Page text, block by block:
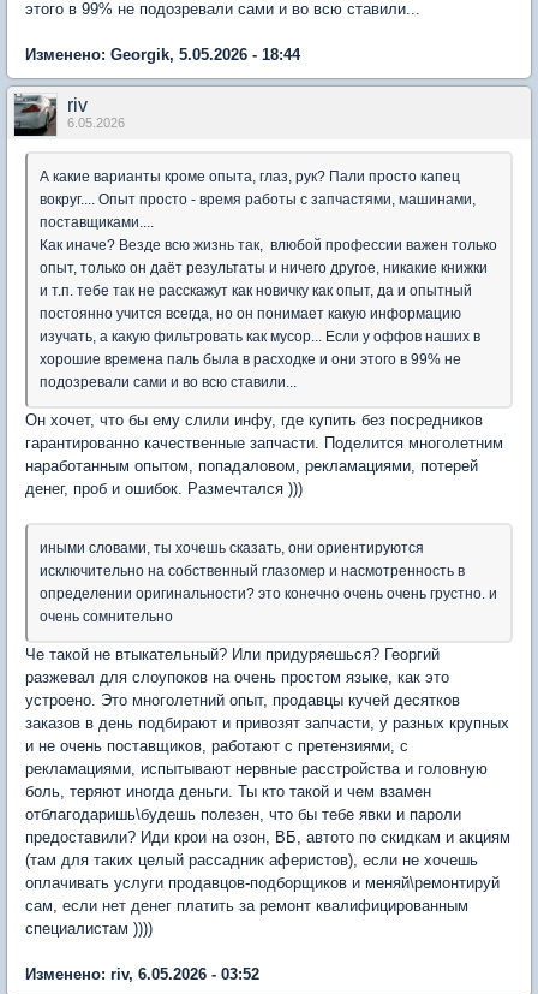
этого в 99% не подозревали сами и во всю ставили...
Изменено: Georgik, 5.05.2026 - 18:44
riv
6.05.2026
А какие варианты кроме опыта, глаз, рук? Пали просто капец
вокруг.... Опыт просто - время работы с запчастями, машинами,
поставщиками....
Как иначе? Везде всю жизнь так, влюбой профессии важен только
опыт, только он даёт результаты и ничего другое, никакие книжки
и т.п. тебе так не расскажут как новичку как опыт, да и опытный
постоянно учится всегда, но он понимает какую информацию
изучать, а какую фильтровать как мусор... Если у оффов наших в
хорошие времена паль была в расходке и они этого в 99% не
подозревали сами и во всю ставили...
Он хочет, что бы ему слили инфу, где купить без посредников
гарантированно качественные запчасти. Поделится многолетним
наработанным опытом, попадаловом, рекламациями, потерей
денег, проб и ошибок. Размечтался )))
иными словами, ты хочешь сказать, они ориентируются
исключительно на собственный глазомер и насмотренность в
определении оригинальности? это конечно очень очень грустно. и
очень сомнительно
Че такой не втыкательный? Или придуряешься? Георгий
разжевал для слоупоков на очень простом языке, как это
устроено. Это многолетний опыт, продавцы кучей десятков
заказов в день подбирают и привозят запчасти, у разных крупных
и не очень поставщиков, работают с претензиями, с
рекламациями, испытывают нервные расстройства и головную
боль, теряют иногда деньги. Ты кто такой и чем взамен
отблагодаришь\будешь полезен, что бы тебе явки и пароли
предоставили? Иди крои на озон, ВБ, автото по скидкам и акциям
(там для таких целый рассадник аферистов), если не хочешь
оплачивать услуги продавцов-подборщиков и меняй\ремонтируй
сам, если нет денег платить за ремонт квалифицированным
специалистам ))))
Изменено: riv, 6.05.2026 - 03:52